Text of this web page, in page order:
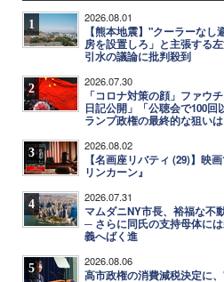
1 2026.08.01
【熊本地震】"クーラーな
房を設置しろ」と主張する
引水の議論に批判殺到
2 2026.07.30
「コロナ対策の顔」ファウ
日記公開」「公聴会で100
ランプ政権の最終的な狙い
3 2026.08.02
【名画座リバティ (29)】映
リンカーン』
4 2026.07.31
マムダニNY市長、裕福な不
─ さらに同氏の支持母体に
義へばく進
5 2026.08.06
高市政権の消費減税決定に